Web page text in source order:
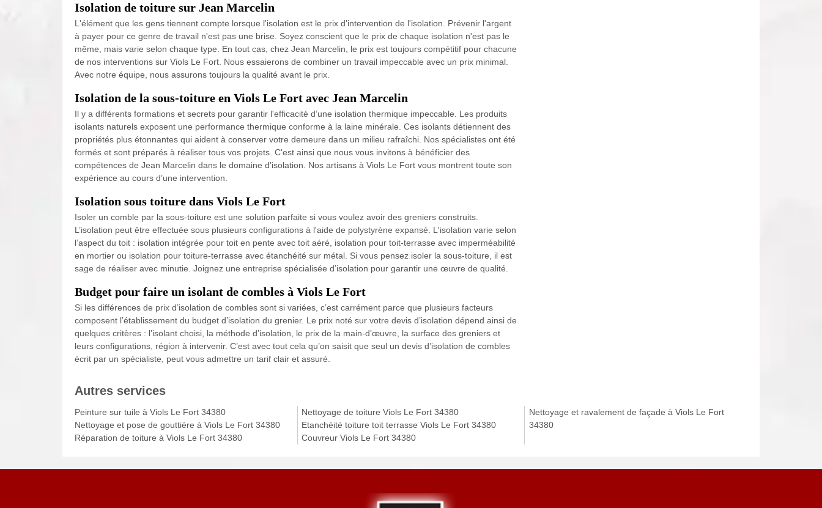
Isolation de toiture sur Jean Marcelin
L'élément que les gens tiennent compte lorsque l'isolation est le prix d'intervention de l'isolation. Prévenir l'argent
à payer pour ce genre de travail n'est pas une brise. Soyez conscient que le prix de chaque isolation n'est pas le
même, mais varie selon chaque type. En tout cas, chez Jean Marcelin, le prix est toujours compétitif pour chacune
de nos interventions sur Viols Le Fort. Nous essaierons de combiner un travail impeccable avec un prix minimal.
Avec notre équipe, nous assurons toujours la qualité avant le prix.
Isolation de la sous-toiture en Viols Le Fort avec Jean Marcelin
Il y a différents formations et secrets pour garantir l'efficacité d’une isolation thermique impeccable. Les produits
isolants naturels exposent une performance thermique conforme à la laine minérale. Ces isolants détiennent des
propriétés plus étonnantes qui aident à conserver votre demeure dans un milieu rafraîchi. Nos spécialistes ont été
formés et sont préparés à réaliser tous vos projets. C'est ainsi que nous vous invitons à bénéficier des
compétences de Jean Marcelin dans le domaine d'isolation. Nos artisans à Viols Le Fort vous montrent toute son
expérience au cours d’une intervention.
Isolation sous toiture dans Viols Le Fort
Isoler un comble par la sous-toiture est une solution parfaite si vous voulez avoir des greniers construits.
L’isolation peut être effectuée sous plusieurs configurations à l'aide de polystyrène expansé. L'isolation varie selon
l’aspect du toit : isolation intégrée pour toit en pente avec toit aéré, isolation pour toit-terrasse avec imperméabilité
en mortier ou isolation pour toiture-terrasse avec étanchéité sur métal. Si vous pensez isoler la sous-toiture, il est
sage de réaliser avec minutie. Joignez une entreprise spécialisée d’isolation pour garantir une œuvre de qualité.
Budget pour faire un isolant de combles à Viols Le Fort
Si les différences de prix d’isolation de combles sont si variées, c’est carrément parce que plusieurs facteurs
composent l’établissement du budget d’isolation du grenier. Le prix noté sur votre devis d’isolation dépend ainsi de
quelques critères : l’isolant choisi, la méthode d’isolation, le prix de la main-d’œuvre, la surface des greniers et
leurs configurations, région à intervenir. C’est avec tout cela qu’on saisit que seul un devis d’isolation de combles
écrit par un spécialiste, peut vous admettre un tarif clair et assuré.
Autres services
Peinture sur tuile à Viols Le Fort 34380
Nettoyage et pose de gouttière à Viols Le Fort 34380
Réparation de toiture à Viols Le Fort 34380
Nettoyage de toiture Viols Le Fort 34380
Etanchéité toiture toit terrasse Viols Le Fort 34380
Couvreur Viols Le Fort 34380
Nettoyage et ravalement de façade à Viols Le Fort
34380